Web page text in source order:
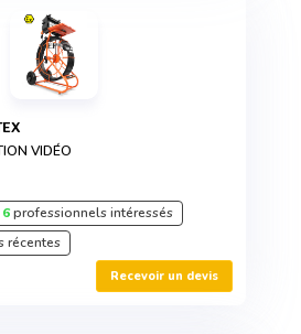
VIDÉO
6professionnels intéressés
récentes
Recevoir un devis